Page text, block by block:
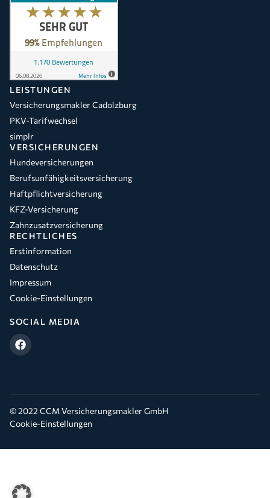
LEISTUNGEN
Versicherungsmakler Cadolzburg
PKV-Tarifwechsel
simplr
VERSICHERUNGEN
Hundeversicherungen
Berufsunfähigkeitsversicherung
Haftpflichtversicherung
KFZ-Versicherung
Zahnzusatzversicherung
RECHTLICHES
Erstinformation
Datenschutz
Impressum
Cookie-Einstellungen
SOCIAL MEDIA
© 2022 CCM Versicherungsmakler GmbH
Cookie-Einstellungen